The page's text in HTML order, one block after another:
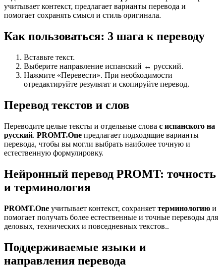
учитывает контекст, предлагает варианты перевода и
помогает сохранять смысл и стиль оригинала.
Как пользоваться: 3 шага к переводу
Вставьте текст.
Выберите направление испанский ↔ русский.
Нажмите «Перевести». При необходимости
отредактируйте результат и скопируйте перевод.
Перевод текстов и слов
Переводите целые тексты и отдельные слова с испанского на
русский. PROMT.One предлагает подходящие варианты
перевода, чтобы вы могли выбрать наиболее точную и
естественную формулировку.
Нейронный перевод PROMT: точность
и терминология
PROMT.One учитывает контекст, сохраняет терминологию и
помогает получать более естественные и точные переводы для
деловых, технических и повседневных текстов..
Поддерживаемые языки и
направления перевода